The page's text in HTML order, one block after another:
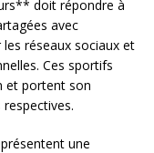
doit répondre à
avec
les réseaux sociaux et
Ces sportifs
et portent son
une